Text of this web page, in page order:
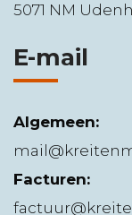
5071 NM
E-mail
Algemeen:
Facturen: